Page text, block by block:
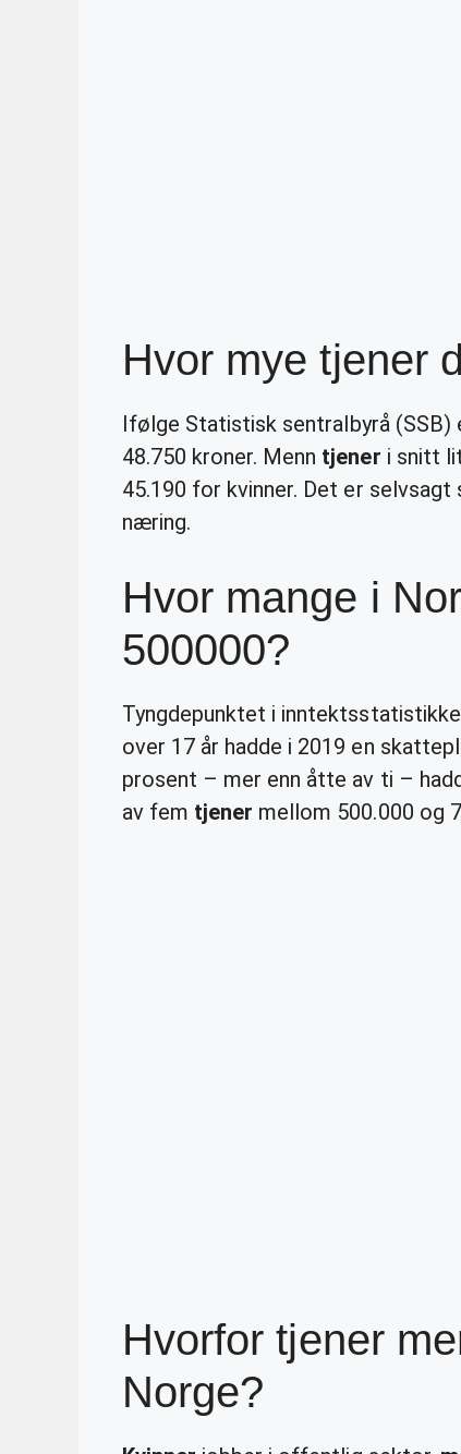
Hvor mye tjener
Ifølge Statistisk sentralbyrå
48.750 kroner. Menn tjener i snitt
45.190 for kvinner. Det er
næring.
Hvor mange i
500000?
Tyngdepunktet i
over 17 år hadde i 2019 en
prosent – mer enn åtte av ti –
av fem tjener mellom 500.000 og
Hvorfor tjener
Norge?